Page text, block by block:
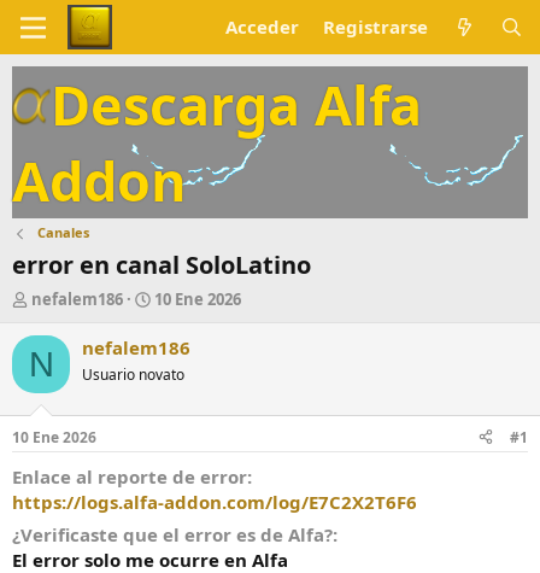
Acceder Registrarse
Descarga Alfa
Addon
Canales
error en canal SoloLatino
A
t
o
nefalem186
F
c
a
i
n
c
i
o
10 Ene 2026
N nefalem186
Usuario novato
10 Ene 2026 #1
Enlace al reporte de error
https://logs.alfa-addon.com/log/E7C2X2T6F6
¿Verificaste que el error es de Alfa?
El error solo me ocurre en Alfa